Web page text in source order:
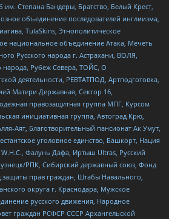
им. Степана Бандеры, Братство, Белый Крест,
объединение последователей инглиизма,
TulaSkins, Этнополитическое
национальное объединение Атака, Мечеть
Русского народа г. Астрахани, ВОЛЯ,
народа, Рубеж Севера, ТОЙС, О
деятельности, РЕВТАТПОД, Артподготовка,
Матери Державная, Сектор 16,
правозащитная группа МПГ, Курсом
инициативная группа, Автоград Крю,
Аят, Благотворительный пансионат Ак Умут,
уголовное единство, Башкорт, Нация
Фалунь Дафа, Иртыш Ultras, Русский
РПК, Сибирский державный союз, Фонд
прав граждан, Штабы Навального,
округа г. Краснодара, Мужское
русского движения, Народное
граждан РСФСР СССР Архангельской